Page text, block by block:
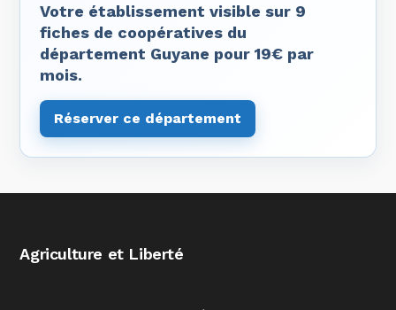
Votre établissement visible sur 9
fiches de coopératives du
département Guyane pour 19€ par
mois.
Réserver ce département
Agriculture et Liberté